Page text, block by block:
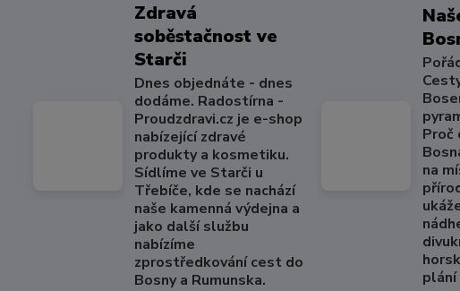
Zdravá
soběstačnost ve
Starči
Dnes objednáte - dnes
dodáme. Radostírna -
Proudzdravi.cz je e-shop
nabízející zdravé
produkty a kosmetiku.
Sídlíme ve Starči u
Třebíče, kde se nachází
naše kamenná výdejna a
jako další službu
nabízíme
zprostředkování cest do
Bosny a Rumunska.
Proč
na
plání